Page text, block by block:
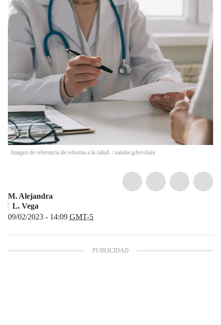
Imagen de referencia de reforma a la salud. / natalia gdovskaia
M. Alejandra
L. Vega
09/02/2023 - 14:09 GMT-5